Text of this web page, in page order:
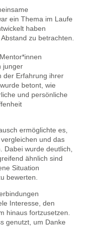
ein Thema im Laufe
haben
zu betrachten.
junger
der Erfahrung ihrer
betont, wie
und persönliche
ermöglichte es,
und das
Dabei wurde deutlich,
ähnlich sind
Situation
bewerten.
Interesse, den
hinaus fortzusetzen.
genutzt, um Danke